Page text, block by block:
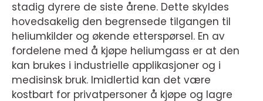
stadig dyrere de siste årene. Dette skyldes
hovedsakelig den begrensede tilgangen til
heliumkilder og økende etterspørsel. En av
fordelene med å kjøpe heliumgass er at den
kan brukes i industrielle applikasjoner og i
medisinsk bruk. Imidlertid kan det være
kostbart for privatpersoner å kjøpe og lagre